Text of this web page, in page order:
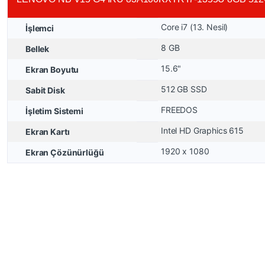
İşlemci Core i7 (13. Nesil)
Bellek 8 GB
Ekran Boyutu 15.6"
Sabit Disk 512 GB SSD
İşletim Sistemi FREEDOS
Ekran Kartı Intel HD Graphics 615
Ekran Çözünürlüğü 1920 x 1080